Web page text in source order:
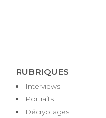
RUBRIQUES
Interviews
Portraits
Décryptages